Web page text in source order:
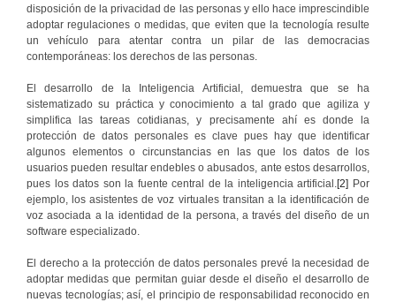
disposición de la privacidad de las personas y ello hace imprescindible
adoptar regulaciones o medidas, que eviten que la tecnología resulte
un vehículo para atentar contra un pilar de las democracias
contemporáneas: los derechos de las personas.
El desarrollo de la Inteligencia Artificial, demuestra que se ha
sistematizado su práctica y conocimiento a tal grado que agiliza y
simplifica las tareas cotidianas, y precisamente ahí es donde la
protección de datos personales es clave pues hay que identificar
algunos elementos o circunstancias en las que los datos de los
usuarios pueden resultar endebles o abusados, ante estos desarrollos,
pues los datos son la fuente central de la inteligencia artificial.[2] Por
ejemplo, los asistentes de voz virtuales transitan a la identificación de
voz asociada a la identidad de la persona, a través del diseño de un
software especializado.
El derecho a la protección de datos personales prevé la necesidad de
adoptar medidas que permitan guiar desde el diseño el desarrollo de
nuevas tecnologías; así, el principio de responsabilidad reconocido en